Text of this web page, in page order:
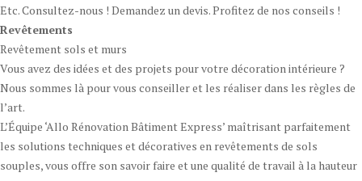
Etc. Consultez-nous ! Demandez un devis. Profitez de nos conseils !
Revêtements
Revêtement sols et murs
Vous avez des idées et des projets pour votre décoration intérieure ?
Nous sommes là pour vous conseiller et les réaliser dans les règles de
l’art.
L’Équipe ‘Allo Rénovation Bâtiment Express’ maîtrisant parfaitement
les solutions techniques et décoratives en revêtements de sols
souples, vous offre son savoir faire et une qualité de travail à la hauteur